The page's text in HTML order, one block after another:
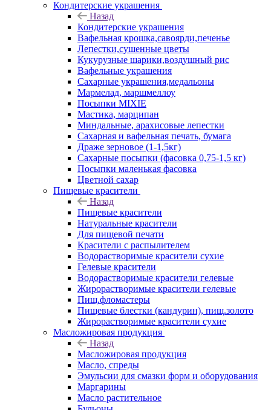
Кондитерские украшения
Назад
Кондитерские украшения
Вафельная крошка,савоярди,печенье
Лепестки,сушенные цветы
Кукурузные шарики,воздушный рис
Вафельные украшения
Сахарные украшения,медальоны
Мармелад, маршмеллоу
Посыпки MIXIE
Мастика, марципан
Миндальные, арахисовые лепестки
Сахарная и вафельная печать, бумага
Драже зерновое (1-1,5кг)
Сахарные посыпки (фасовка 0,75-1,5 кг)
Посыпки маленькая фасовка
Цветной сахар
Пищевые красители
Назад
Пищевые красители
Натуральные красители
Для пищевой печати
Красители с распылителем
Водорастворимые красители сухие
Гелевые красители
Водорастворимые красители гелевые
Жирорастворимые красители гелевые
Пищ.фломастеры
Пищевые блестки (кандурин), пищ.золото
Жирорастворимые красители сухие
Масложировая продукция
Назад
Масложировая продукция
Масло, спреды
Эмульсии для смазки форм и оборудования
Маргарины
Масло растительное